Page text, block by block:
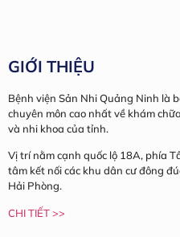
GIỚI THIỆU
Bệnh viện Sản Nhi Quảng Ninh là
chuyên môn cao nhất về khám
và nhi khoa của tỉnh.
Vị trí nằm cạnh quốc lộ 18A, phía
tâm kết nối các khu dân cư đông
Hải Phòng.
CHI TIẾT >>